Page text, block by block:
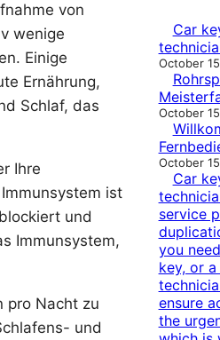
von
wenige
Einige
Ernährung,
Schlaf, das
Ihre
ist
und
Immunsystem,
pro Nacht zu
und
Car
October
October
October
Car
service
you
key, or
ensure
the